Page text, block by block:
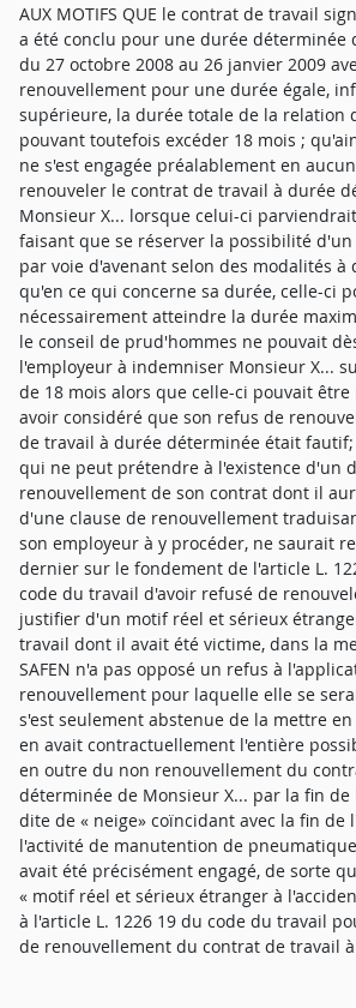
AUX MOTIFS QUE le contrat de travail
a été conclu pour une durée déterminée
du 27 octobre 2008 au 26 janvier 2009
renouvellement pour une durée égale,
supérieure, la durée totale de la relation
pouvant toutefois excéder 18 mois ;
ne s'est engagée préalablement en
renouveler le contrat de travail à durée
Monsieur X... lorsque celui-ci
faisant que se réserver la possibilité
par voie d'avenant selon des modalités à
qu'en ce qui concerne sa durée, celle-ci
nécessairement atteindre la durée
le conseil de prud'hommes ne pouvait
l'employeur à indemniser Monsieur X...
de 18 mois alors que celle-ci pouvait
avoir considéré que son refus de
de travail à durée déterminée était
qui ne peut prétendre à l'existence d'un
renouvellement de son contrat dont il
d'une clause de renouvellement
son employeur à y procéder, ne saurait
dernier sur le fondement de l'article L.
code du travail d'avoir refusé de
justifier d'un motif réel et sérieux
travail dont il avait été victime, dans la
SAFEN n'a pas opposé un refus à
renouvellement pour laquelle elle se
s'est seulement abstenue de la mettre
en avait contractuellement l'entière
en outre du non renouvellement du
déterminée de Monsieur X... par la fin
dite de « neige» coïncidant avec la fin de
l'activité de manutention de
avait été précisément engagé, de sorte
« motif réel et sérieux étranger à
à l'article L. 1226 19 du code du travail
de renouvellement du contrat de travail